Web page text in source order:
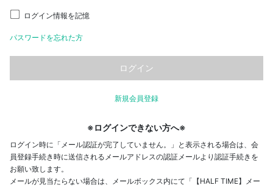
ログイン情報を記憶
パスワードを忘れた方
新規会員登録
※ログインできない方へ※
ログイン時に「メール認証が完了していません。」と表示される場合は、会
員登録手続き時に送信されるメールアドレスの認証メールより認証手続きを
お願い致します。
メールが見当たらない場合は、メールボックス内にて「【HALF TIME】メー